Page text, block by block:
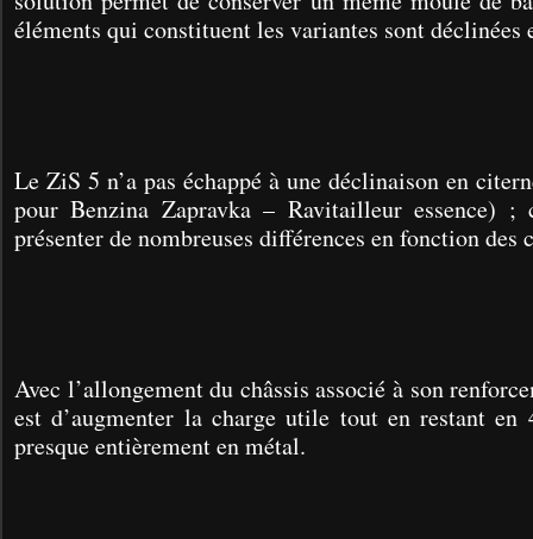
éléments qui constituent les variantes sont déclinées
Le ZiS 5 n’a pas échappé à une déclinaison en
pour Benzina Zapravka – Ravitailleur essence) ;
présenter de nombreuses différences en fonction des
Avec l’allongement du châssis associé à son
est d’augmenter la charge utile tout en restant
presque entièrement en métal.